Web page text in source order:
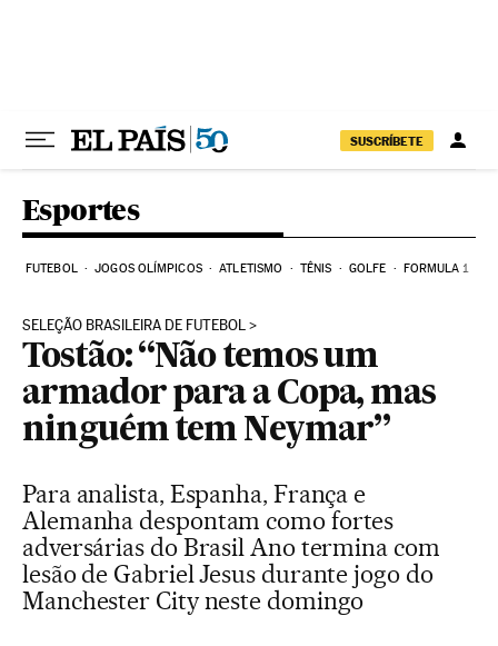
SUSCRÍBETE
Esportes
FUTEBOL JOGOS OLÍMPICOS ATLETISMO TÊNIS GOLFE FORMULA 1
SELEÇÃO BRASILEIRA DE FUTEBOL
Tostão: “Não temos um
armador para a Copa, mas
ninguém tem Neymar”
Para analista, Espanha, França e
Alemanha despontam como fortes
adversárias do Brasil Ano termina com
lesão de Gabriel Jesus durante jogo do
Manchester City neste domingo